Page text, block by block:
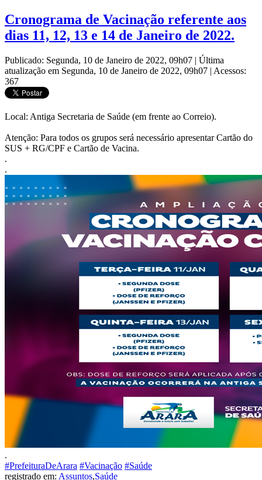
Cronograma de Vacinação referente aos
dias 11, 12, 13 e 14 de Janeiro de 2022.
Publicado: Segunda, 10 de Janeiro de 2022, 09h07 | Última
atualização em Segunda, 10 de Janeiro de 2022, 09h07 | Acessos:
367
Local: Antiga Secretaria de Saúde (em frente ao Correio).
Atenção: Para todos os grupos será necessário apresentar Cartão do
SUS + RG/CPF e Cartão de Vacina.
.
.
.
#PrefeituraDeArara #Vacinação #Saúde
registrado em: Assuntos,Saúde